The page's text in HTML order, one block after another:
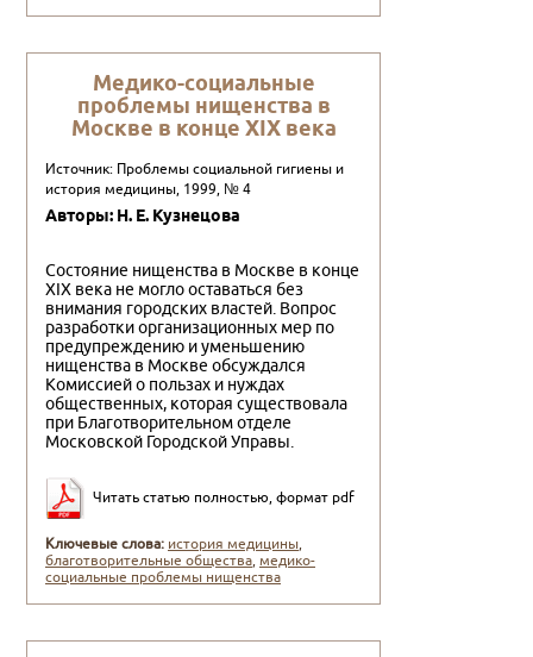
Медико-социальные
проблемы нищенства в
Москве в конце XIX века
Источник: Проблемы социальной гигиены и
история медицины, 1999, № 4
Авторы: Н. Е. Кузнецова
Состояние нищенства в Москве в конце
XIX века не могло оставаться без
внимания городских властей. Вопрос
разработки организационных мер по
предупреждению и уменьшению
нищенства в Москве обсуждался
Комиссией о пользах и нуждах
общественных, которая существовала
при Благотворительном отделе
Московской Городской Управы.
Читать статью полностью, формат pdf
Ключевые слова: история медицины,
благотворительные общества,медико-
социальные проблемы нищенства